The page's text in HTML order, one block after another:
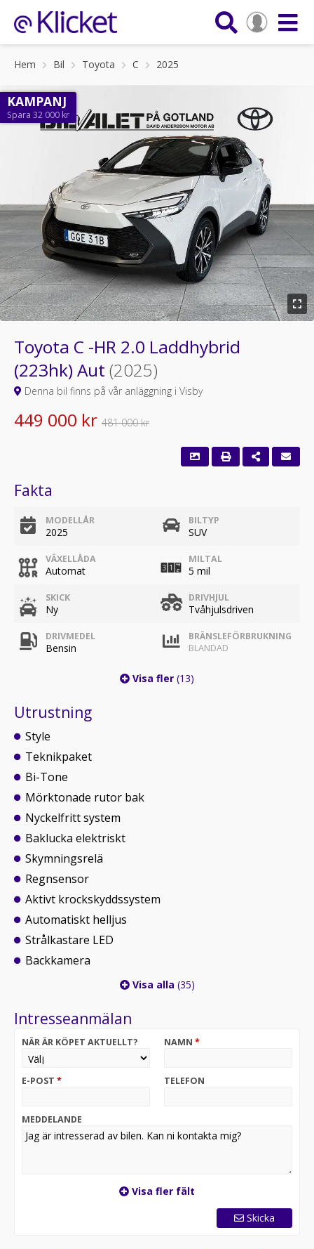
Hem Bil Toyota C 2025
KAMPANJ
Spara 32 000 kr
Toyota C -HR 2.0 Laddhybrid
(223hk) Aut (2025)
Denna bil finns på vår anläggning i Visby
449 000 kr 481 000 kr
Fakta
MODELLÅR
2025
BILTYP
SUV
VÄXELLÅDA
Automat
MILTAL
5 mil
SKICK
Ny
DRIVHJUL
Tvåhjulsdriven
DRIVMEDEL
Bensin
BRÄNSLEFÖRBRUKNING
BLANDAD
Visa fler (13)
Utrustning
Style
Teknikpaket
Bi-Tone
Mörktonade rutor bak
Nyckelfritt system
Baklucka elektriskt
Skymningsrelä
Regnsensor
Aktivt krockskyddssystem
Automatiskt helljus
Strålkastare LED
Backkamera
Visa alla (35)
Intresseanmälan
NÄR ÄR KÖPET AKTUELLT? NAMN *
E-POST * TELEFON
MEDDELANDE
Visa fler fält
Skicka